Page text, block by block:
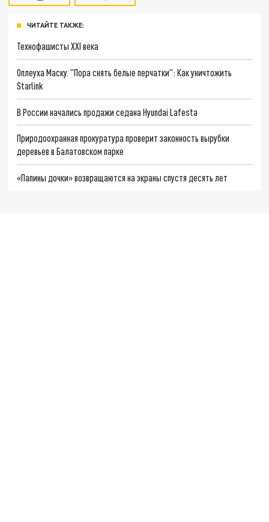
ЧИТАЙТЕ ТАКЖЕ:
Технофашисты XXI века
Оплеуха Маску. "Пора снять белые перчатки": Как уничтожить
Starlink
В России начались продажи седана Hyundai Lafesta
Природоохранная прокуратура проверит законность вырубки
деревьев в Балатовском парке
«Папины дочки» возвращаются на экраны спустя десять лет